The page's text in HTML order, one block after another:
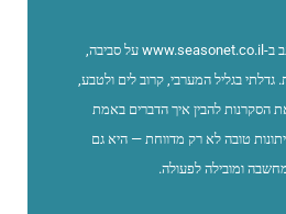
שמי איתי ברק, ואני כותב ב-www.seasonet.co.il על סביבה,
גדלתי בגליל המערבי, קרוב לים ולטבע,
הסקרנות להבין איך הדברים באמת
טובה לא רק מדווחת — היא גם
ומובילה לפעולה.